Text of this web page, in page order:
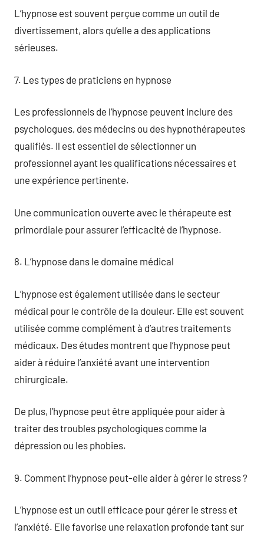
L’hypnose est souvent perçue comme un outil de
divertissement, alors qu’elle a des applications
sérieuses.
7. Les types de praticiens en hypnose
Les professionnels de l’hypnose peuvent inclure des
psychologues, des médecins ou des hypnothérapeutes
qualifiés. Il est essentiel de sélectionner un
professionnel ayant les qualifications nécessaires et
une expérience pertinente.
Une communication ouverte avec le thérapeute est
primordiale pour assurer l’efficacité de l’hypnose.
8. L’hypnose dans le domaine médical
L’hypnose est également utilisée dans le secteur
médical pour le contrôle de la douleur. Elle est souvent
utilisée comme complément à d’autres traitements
médicaux. Des études montrent que l’hypnose peut
aider à réduire l’anxiété avant une intervention
chirurgicale.
De plus, l’hypnose peut être appliquée pour aider à
traiter des troubles psychologiques comme la
dépression ou les phobies.
9. Comment l’hypnose peut-elle aider à gérer le stress ?
L’hypnose est un outil efficace pour gérer le stress et
l’anxiété. Elle favorise une relaxation profonde tant sur